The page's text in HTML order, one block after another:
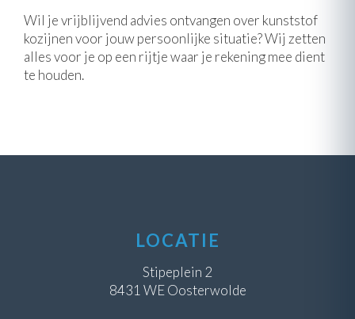
Wil je vrijblijvend advies ontvangen over kunststof
kozijnen voor jouw persoonlijke situatie? Wij zetten
alles voor je op een rijtje waar je rekening mee dient
te houden.
LOCATIE
Stipeplein 2
8431 WE Oosterwolde